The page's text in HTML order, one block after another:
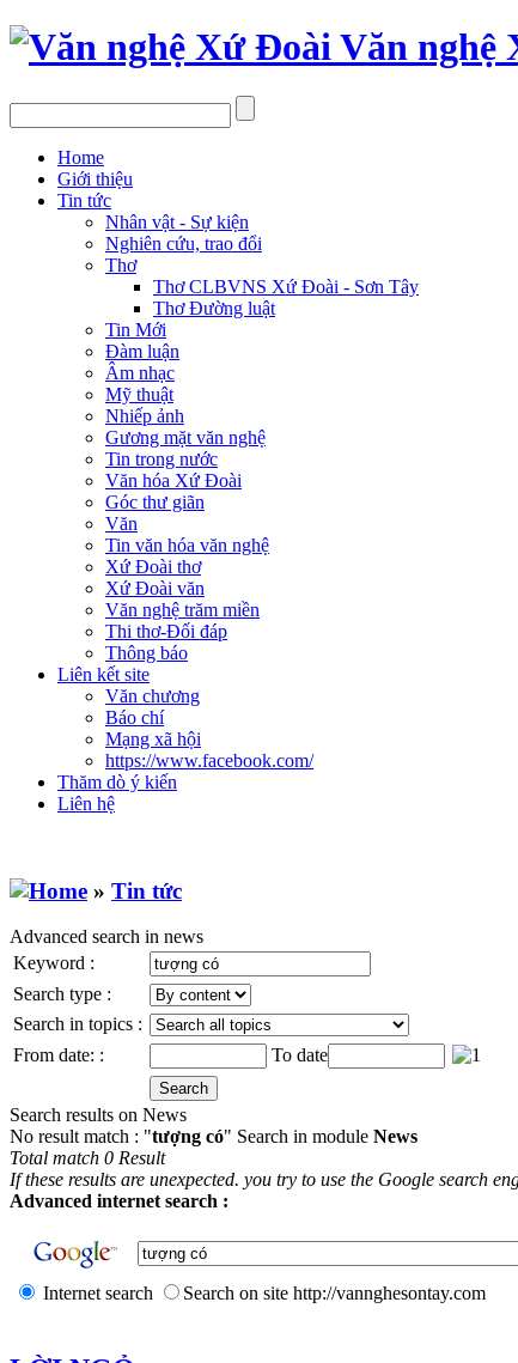
Văn nghệ
Home
Giới thiệu
Tin tức
Nhân vật - Sự kiện
Nghiên cứu, trao đổi
Thơ
Thơ CLBVNS Xứ Đoài - Sơn Tây
Thơ Đường luật
Tin Mới
Đàm luận
Âm nhạc
Mỹ thuật
Nhiếp ảnh
Gương mặt văn nghệ
Tin trong nước
Văn hóa Xứ Đoài
Góc thư giãn
Văn
Tin văn hóa văn nghệ
Xứ Đoài thơ
Xứ Đoài văn
Văn nghệ trăm miền
Thi thơ-Đối đáp
Thông báo
Liên kết site
Văn chương
Báo chí
Mạng xã hội
https://www.facebook.com/
Thăm dò ý kiến
Liên hệ
» Tin tức
Advanced search in news
Keyword :
Search type :
Search in topics :
From date: :
To date
Search results on News
No result match : "tượng có" Search in module News
Total match 0 Result
If these results are unexpected. you try to use the Google search
Advanced internet search :
Internet search Search on site http://vannghesontay.com